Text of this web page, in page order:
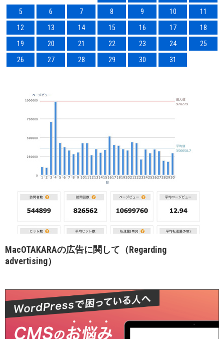
5
6 7 8 9 10
11
12
13 14 15 16 17
18
19
20 21 22 23 24
25
26
27 28 29 30 31
MacOTAKARAの広告に関して（Regarding
advertising）